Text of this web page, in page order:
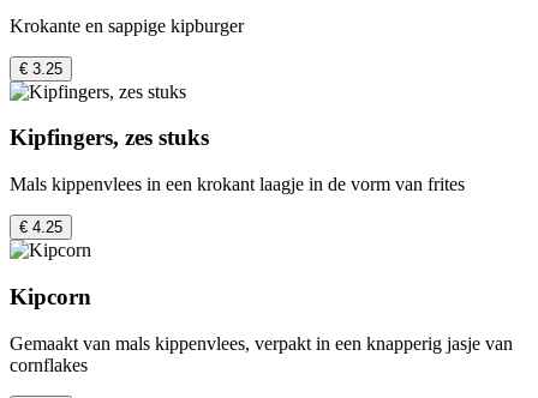
Krokante en sappige kipburger
€ 3.25
Kipfingers, zes stuks
Mals kippenvlees in een krokant laagje in de vorm van frites
€ 4.25
Kipcorn
Gemaakt van mals kippenvlees, verpakt in een knapperig jasje van
cornflakes